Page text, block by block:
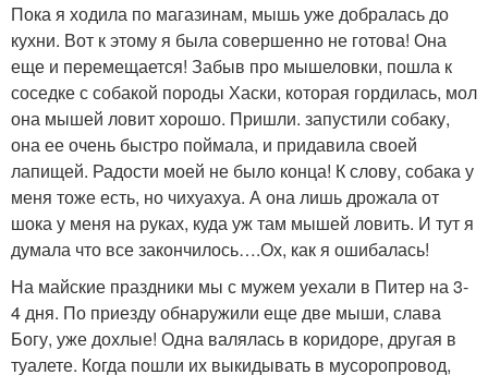
Пока я ходила по магазинам, мышь уже добралась до
кухни. Вот к этому я была совершенно не готова! Она
еще и перемещается! Забыв про мышеловки, пошла к
соседке с собакой породы Хаски, которая гордилась, мол
она мышей ловит хорошо. Пришли. запустили собаку,
она ее очень быстро поймала, и придавила своей
лапищей. Радости моей не было конца! К слову, собака у
меня тоже есть, но чихуахуа. А она лишь дрожала от
шока у меня на руках, куда уж там мышей ловить. И тут я
думала что все закончилось….Ох, как я ошибалась!
На майские праздники мы с мужем уехали в Питер на 3-
4 дня. По приезду обнаружили еще две мыши, слава
Богу, уже дохлые! Одна валялась в коридоре, другая в
туалете. Когда пошли их выкидывать в мусоропровод,